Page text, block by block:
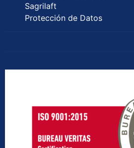
Sagrilaft
Protección de Datos